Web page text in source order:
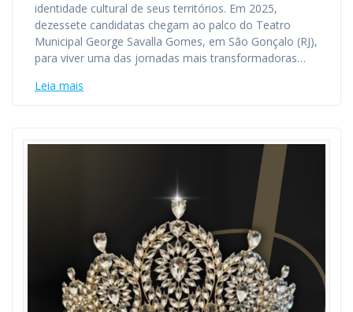
identidade cultural de seus territórios. Em 2025,
dezessete candidatas chegam ao palco do Teatro
Municipal George Savalla Gomes, em São Gonçalo (RJ),
para viver uma das jornadas mais transformadoras…
Leia mais